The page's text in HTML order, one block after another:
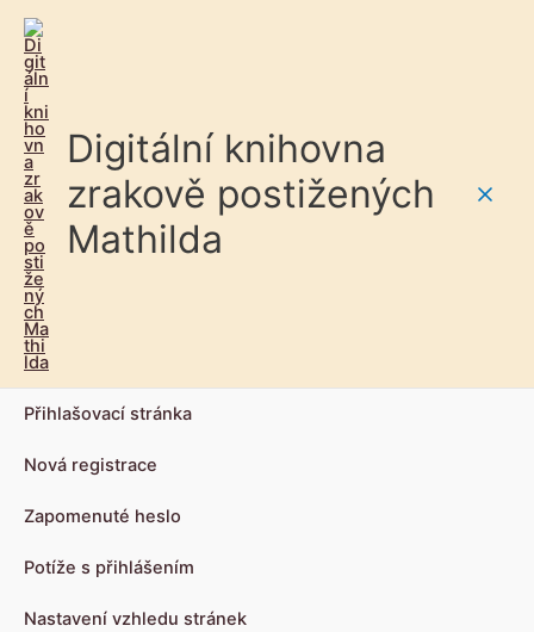
Digitální knihovna
zrakově postižených
Mathilda
Přihlašovací stránka
Nová registrace
Zapomenuté heslo
Potíže s přihlášením
Nastavení vzhledu stránek